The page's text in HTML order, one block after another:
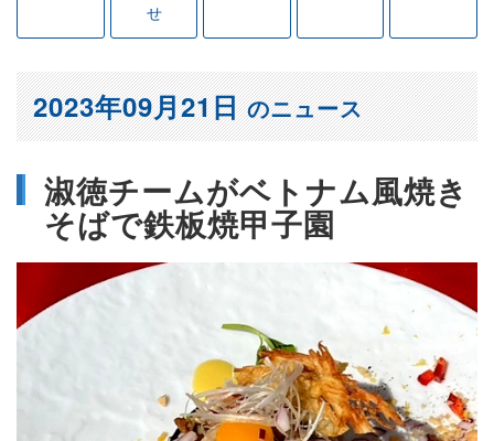
せ
淑徳チームがベトナム風焼き
そばで鉄板焼甲子園
2023年09月21日のニュース